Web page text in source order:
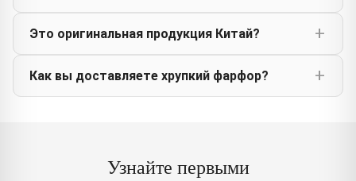
Это оригинальная продукция Китай?
Как вы доставляете хрупкий фарфор?
Узнайте первыми